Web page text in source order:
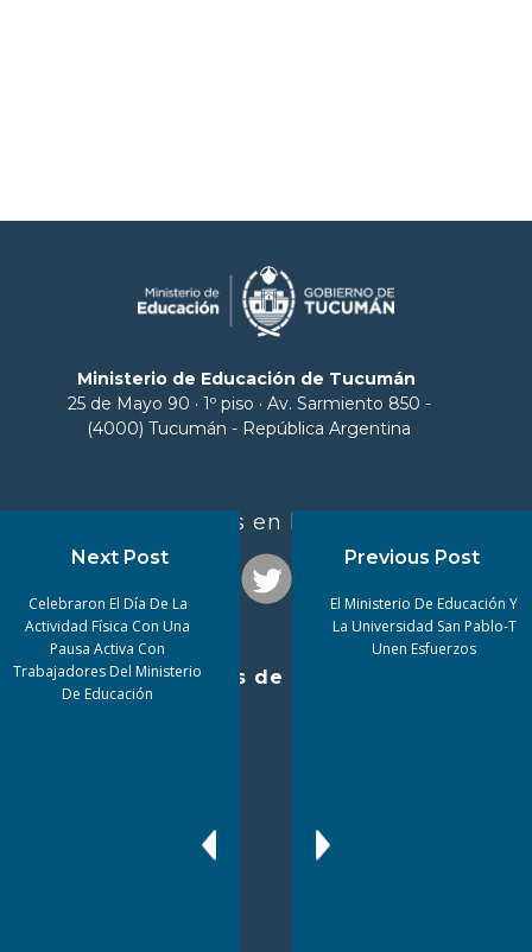
Ministerio de Educación de Tucumán
25 de Mayo 90 · 1º piso · Av. Sarmiento 850 -
(4000) Tucumán - República Argentina
¡Seguinos en las redes!
Enlaces de interés
Previous Post
El Ministerio De Educación Y
La Universidad San Pablo-T
Unen Esfuerzos
Next Post
Celebraron El Día De La
Actividad Física Con Una
Pausa Activa Con
Trabajadores Del Ministerio
De Educación